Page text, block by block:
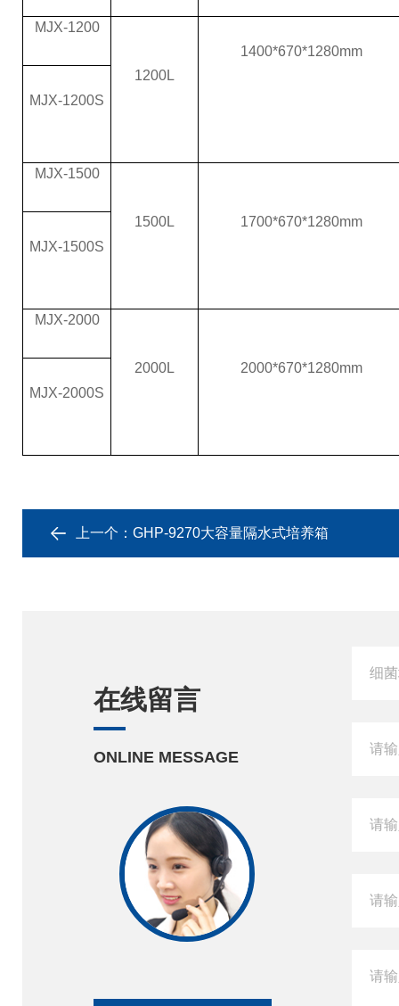
MJX-1200
1200L
1400*670*1280mm
MJX-1200S
MJX-1500
1500L
1700*670*1280mm
MJX-1500S
MJX-2000
2000L
2000*670*1280mm
MJX-2000S
上一个： GHP-9270大容量隔水式培养箱
在线留言
ONLINE MESSAGE